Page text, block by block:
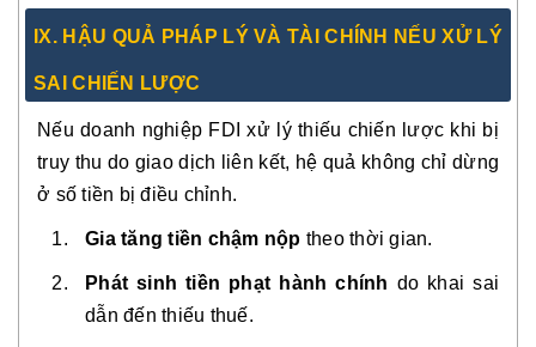
IX. HẬU QUẢ PHÁP LÝ VÀ TÀI CHÍNH NẾU XỬ LÝ
SAI CHIẾN LƯỢC
Nếu doanh nghiệp FDI xử lý thiếu chiến lược khi bị
truy thu do giao dịch liên kết, hệ quả không chỉ dừng
ở số tiền bị điều chỉnh.
Gia tăng tiền chậm nộp theo thời gian.
Phát sinh tiền phạt hành chính do khai sai
dẫn đến thiếu thuế.